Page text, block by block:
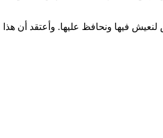
لنعيش فيها ونحافظ عليها. وأعتقد أن